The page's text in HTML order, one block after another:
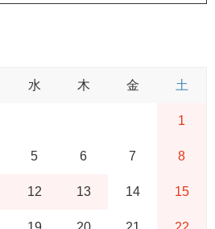
水 木 金 土
1
5 6 7 8
12 13 14 15